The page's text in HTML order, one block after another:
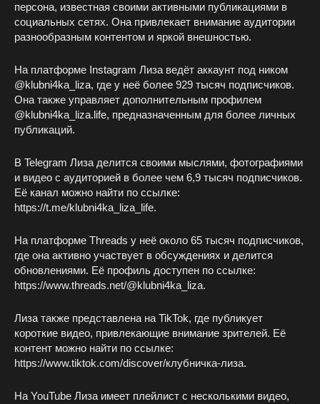
персона, известная своими активными публикациями в
социальных сетях. Она привлекает внимание аудитории
разнообразным контентом и яркой внешностью.
На платформе Instagram Лиза ведёт аккаунт под ником
@klubni4ka_liza, где у неё более 929 тысяч подписчиков.
Она также управляет дополнительным профилем
@klubni4ka_liza.life, предназначенным для более личных
публикаций.
В Telegram Лиза делится своими мыслями, фотографиями
и видео с аудиторией в более чем 6,9 тысяч подписчиков.
Её канал можно найти по ссылке:
https://t.me/klubni4ka_liza_life.
На платформе Threads у неё около 65 тысяч подписчиков,
где она активно участвует в обсуждениях и делится
обновлениями. Её профиль доступен по ссылке:
https://www.threads.net/@klubni4ka_liza.
Лиза также представлена на TikTok, где публикует
короткие видео, привлекающие внимание зрителей. Её
контент можно найти по ссылке:
https://www.tiktok.com/discover/клубничка-лиза.
На YouTube Лиза имеет плейлист с несколькими видео,